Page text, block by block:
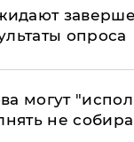
опроса
могут
не